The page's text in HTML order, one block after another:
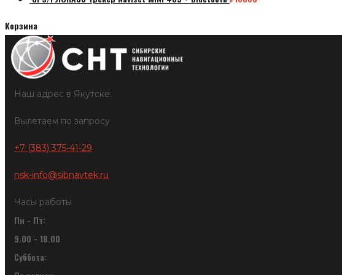
Корзина
Наш адрес в Якутске:
Вылетаем по запросу
+7 (383) 375-41-29
nsk-info@sibnavtek.ru
Часы работы
Пн - Пт:
9.00 - 18.00
Суббота: